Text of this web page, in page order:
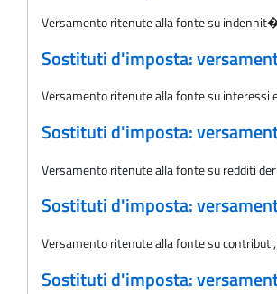
Versamento ritenute alla fonte su
Sostituti d'imposta:
Versamento ritenute alla fonte su interessi
Sostituti d'imposta:
Versamento ritenute alla fonte su redditi
Sostituti d'imposta:
Versamento ritenute alla fonte su
Sostituti d'imposta: